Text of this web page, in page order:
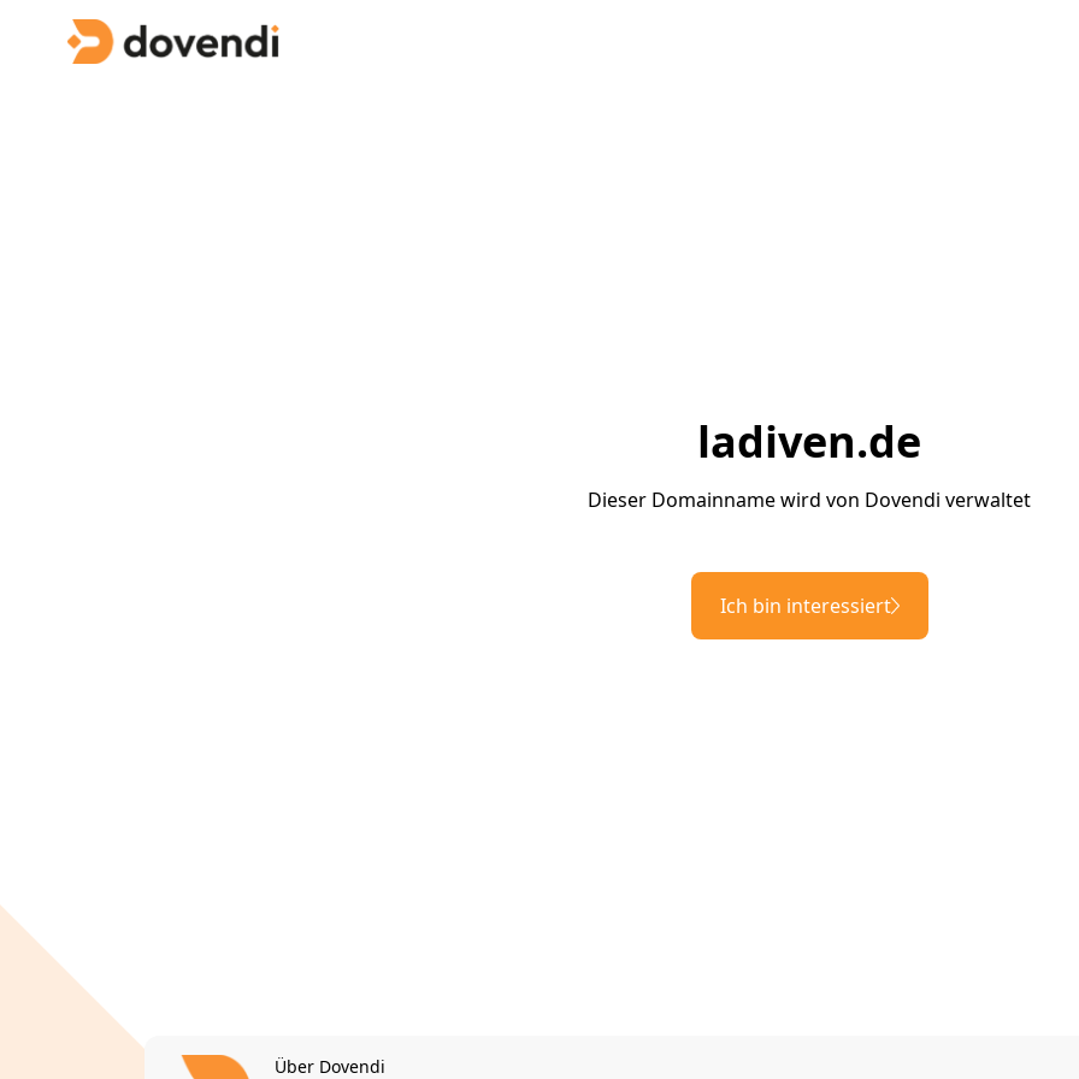
ladiven.de
Dieser Domainname wird von Dovendi verwaltet
Ich bin interessiert
Über Dovendi